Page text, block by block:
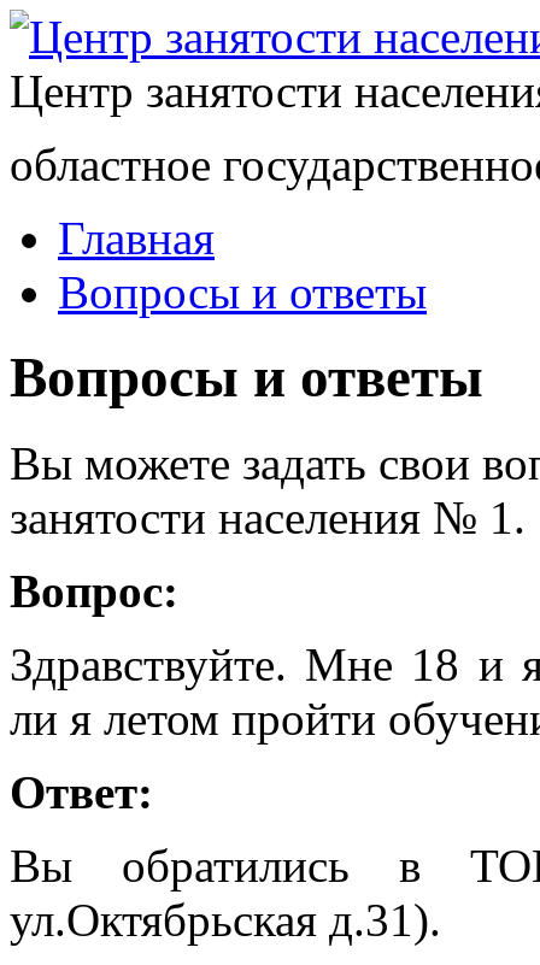
Центр занятости
областное
Главная
Вопросы и ответы
Вопросы и ответы
Вы можете задать свои
занятости населения № 1.
Вопрос:
Здравствуйте. Мне 18 и
ли я летом пройти
Ответ:
Вы обратились в
ул.Октябрьская д.31).